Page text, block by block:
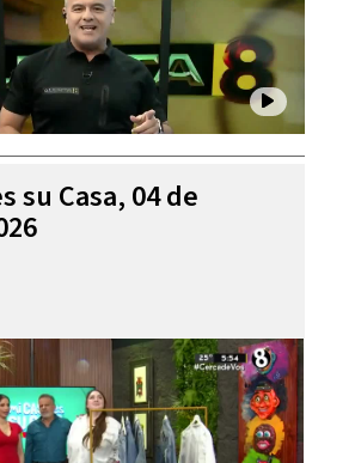
su Casa, 04 de